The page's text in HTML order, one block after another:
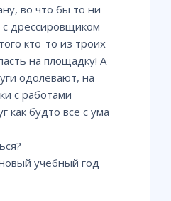
во что бы то ни
с дрессировщиком
кто-то из троих
на площадку! А
одолевают, на
с работами
как будто все с ума
учебный год